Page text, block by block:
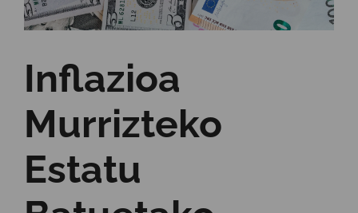
Inflazioa
Murrizteko
Estatu